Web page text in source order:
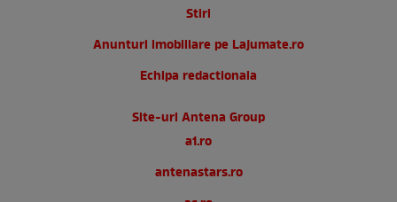
Stiri
Anunturi imobiliare pe Lajumate.ro
Echipa redactionala
Site-uri Antena Group
a1.ro
antenastars.ro